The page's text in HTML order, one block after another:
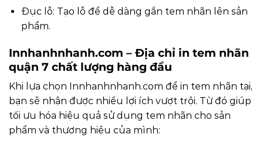
Đục lỗ: Tạo lỗ để dễ dàng gắn tem nhãn lên sản
phẩm.
Innhanhnhanh.com – Địa chỉ in tem nhãn
quận 7 chất lượng hàng đầu
Khi lựa chọn Innhanhnhanh.com để in tem nhãn tại,
bạn sẽ nhận được nhiều lợi ích vượt trội. Từ đó giúp
tối ưu hóa hiệu quả sử dụng tem nhãn cho sản
phẩm và thương hiệu của mình: